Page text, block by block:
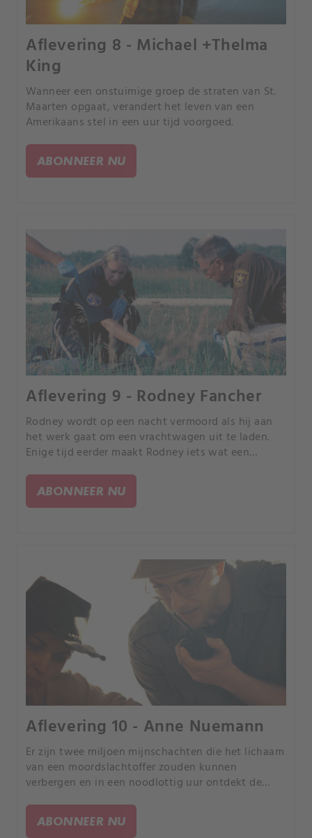
Aflevering 8 - Michael +Thelma
King
Wanneer een onstuimige groep de straten van St.
Maarten opgaat, verandert het leven van een
Amerikaans stel in een uur tijd voorgoed.
ABONNEER NU
Aflevering 9 - Rodney Fancher
Rodney wordt op een nacht vermoord als hij aan
het werk gaat om een vrachtwagen uit te laden.
Enige tijd eerder maakt Rodney iets wat een
tatoeage laten zetten.
ABONNEER NU
Aflevering 10 - Anne Nuemann
Er zijn twee miljoen mijnschachten die het lichaam
van een moordslachtoffer zouden kunnen
verbergen en in een noodlottig uur ontdekt de
Anne Neumann in Coober Pedy, Australië.
ABONNEER NU